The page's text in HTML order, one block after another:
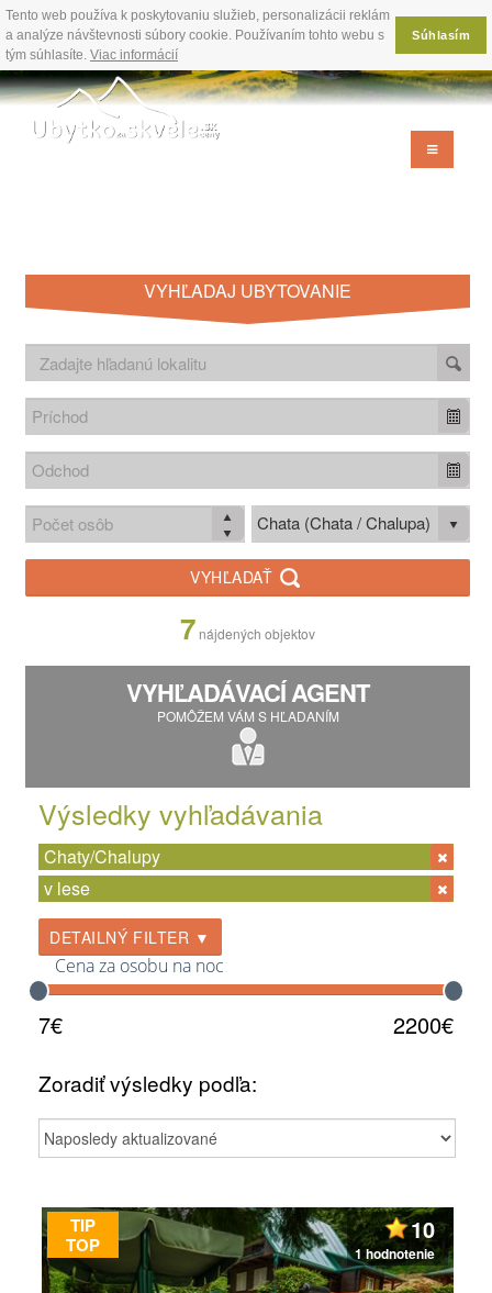
Tento web používa k poskytovaniu služieb, personalizácii reklám
a analýze návštevnosti súbory cookie. Používaním tohto webu s
tým súhlasíte. Viac informácií
Súhlasím
VYHĽADAJ UBYTOVANIE
Chata (Chata / Chalupa)
VYHĽADAŤ
7 nájdených objektov
VYHĽADÁVACÍ AGENT
POMÔŽEM VÁM S HĽADANÍM
Výsledky vyhľadávania
Chaty/Chalupy
v lese
DETAILNÝ FILTER ▼
Cena za osobu na noc
7€ 2200€
Zoradiť výsledky podľa:
TIP
TOP
10
1 hodnotenie